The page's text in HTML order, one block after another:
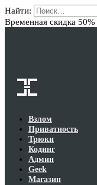
Найти:
Временная скидка 50%
Взлом
Приватность
Трюки
Кодинг
Админ
Geek
Магазин